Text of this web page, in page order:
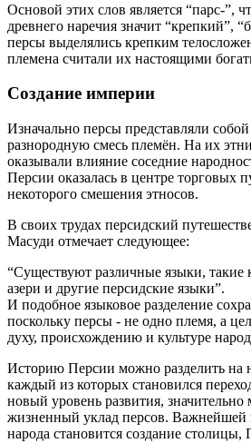
Основой этих слов является “парс-”,
древнего наречия значит “крепкий”,
персы выделялись крепким
племена считали их настоящими
Создание империи
Изначально персы представляли
разнородную смесь племён. На их
оказывали влияние соседние
Персии оказалась в центре торговых
некоторого смешения этносов.
В своих трудах персидский
Масуди отмечает следующее:
“Существуют различные языки, такие
азери и другие персидские языки”.
И подобное языковое разделение
поскольку персы - не одно племя, а
духу, происхождению и культуре
Историю Персии можно разделить на
каждый из которых становился
новый уровень развития, значительно
жизненный уклад персов. Важнейшей
народа становится создание столицы,